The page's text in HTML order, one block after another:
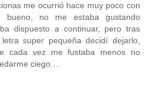
me ocurrió hace muy poco con
no me estaba gustando
dispuesto a continuar, pero tras
super pequeña decidí dejarlo,
cada vez me fustaba menos no
ciego…